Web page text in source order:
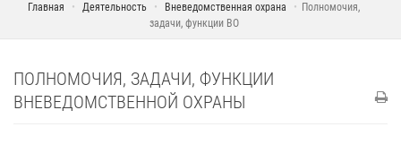
Главная Деятельность Вневедомственная охрана
Полномочия,
задачи, функции ВО
ПОЛНОМОЧИЯ, ЗАДАЧИ, ФУНКЦИИ
ВНЕВЕДОМСТВЕННОЙ ОХРАНЫ